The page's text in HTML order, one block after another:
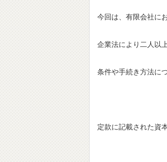
今回は、有限会社に
企業法により二人以
条件や手続き方法に
定款に記載された資